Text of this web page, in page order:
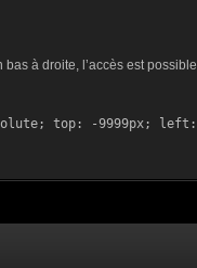
à droite, l’accès est possible
top: -9999px; left: